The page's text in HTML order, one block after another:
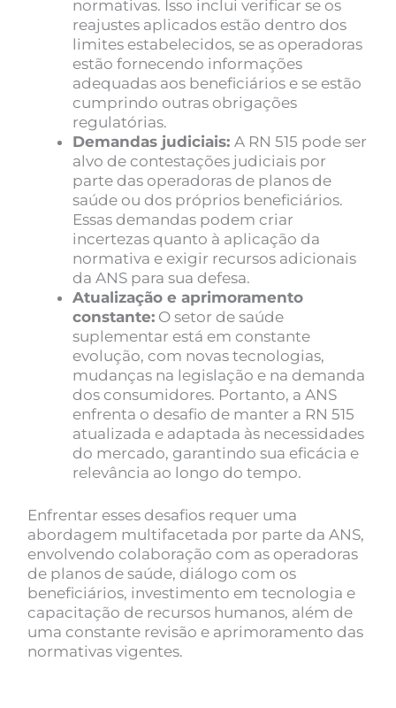
normativas. Isso inclui verificar se os
reajustes aplicados estão dentro dos
limites estabelecidos, se as operadoras
estão fornecendo informações
adequadas aos beneficiários e se estão
cumprindo outras obrigações
regulatórias.
Demandas judiciais:A RN 515 pode ser
alvo de contestações judiciais por
parte das operadoras de planos de
saúde ou dos próprios beneficiários.
Essas demandas podem criar
incertezas quanto à aplicação da
normativa e exigir recursos adicionais
da ANS para sua defesa.
Atualização e aprimoramento
constante: O setor de saúde
suplementar está em constante
evolução, com novas tecnologias,
mudanças na legislação e na demanda
dos consumidores. Portanto, a ANS
enfrenta o desafio de manter a RN 515
atualizada e adaptada às necessidades
do mercado, garantindo sua eficácia e
relevância ao longo do tempo.
Enfrentar esses desafios requer uma
abordagem multifacetada por parte da ANS,
envolvendo colaboração com as operadoras
de planos de saúde, diálogo com os
beneficiários, investimento em tecnologia e
capacitação de recursos humanos, além de
uma constante revisão e aprimoramento das
normativas vigentes.